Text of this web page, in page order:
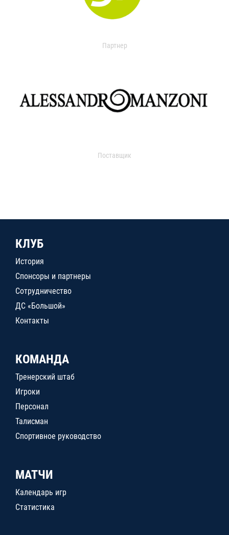
Партнер
Поставщик
КЛУБ
История
Спонсоры и партнеры
Сотрудничество
ДС «Большой»
Контакты
КОМАНДА
Тренерский штаб
Игроки
Персонал
Талисман
Спортивное руководство
МАТЧИ
Календарь игр
Статистика